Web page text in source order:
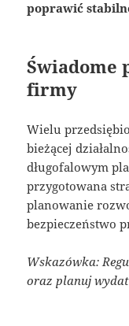
poprawić
Świadome
firmy
Wielu
bieżącej
długofalowym
przygotowana
planowanie
bezpieczeństwo
Wskazówka:
oraz planuj